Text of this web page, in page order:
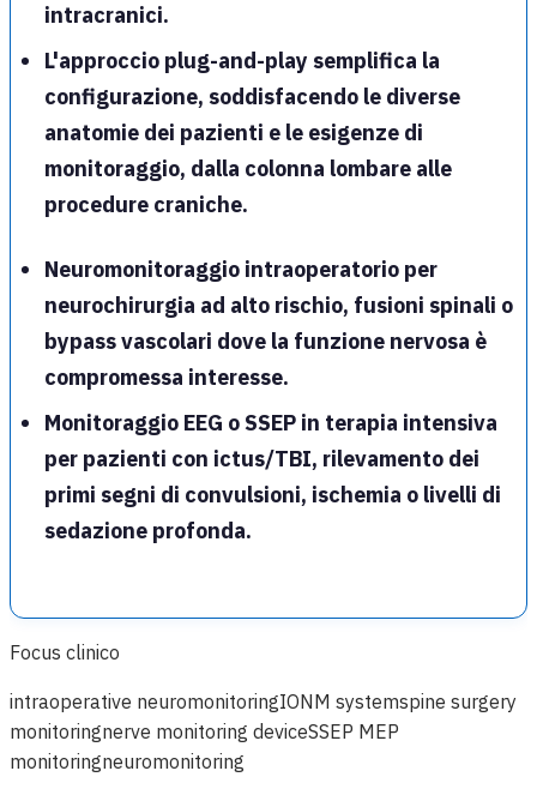
intracranici.
L'approccio plug-and-play semplifica la
configurazione, soddisfacendo le diverse
anatomie dei pazienti e le esigenze di
monitoraggio, dalla colonna lombare alle
procedure craniche.
Neuromonitoraggio intraoperatorio per
neurochirurgia ad alto rischio, fusioni spinali o
bypass vascolari dove la funzione nervosa è
compromessa interesse.
Monitoraggio EEG o SSEP in terapia intensiva
per pazienti con ictus/TBI, rilevamento dei
primi segni di convulsioni, ischemia o livelli di
sedazione profonda.
Focus clinico
intraoperative neuromonitoringIONM systemspine surgery
monitoringnerve monitoring deviceSSEP MEP
monitoringneuromonitoring